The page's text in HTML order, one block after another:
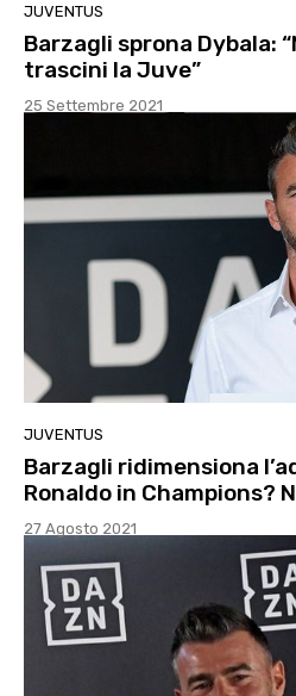
JUVENTUS
Barzagli sprona Dybala:
trascini la Juve”
25 Settembre 2021
JUVENTUS
Barzagli ridimensiona
Ronaldo in Champions?
27 Agosto 2021